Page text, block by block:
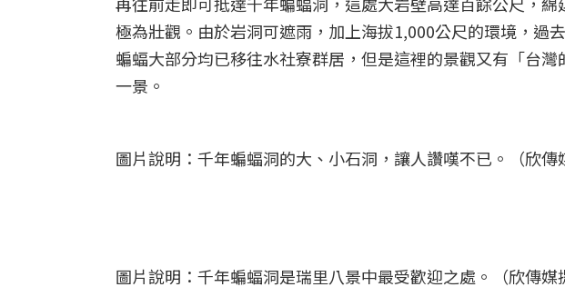
極為壯觀。由於岩洞可遮雨，加上海拔1,000公尺的環境，過
蝙蝠大部分均已移往水社寮群居，但是這裡的景觀又有「台
一景。
圖片說明：千年蝙蝠洞的大、小石洞，讓人讚嘆不已。（欣傳
圖片說明：千年蝙蝠洞是瑞里八景中最受歡迎之處。（欣傳媒